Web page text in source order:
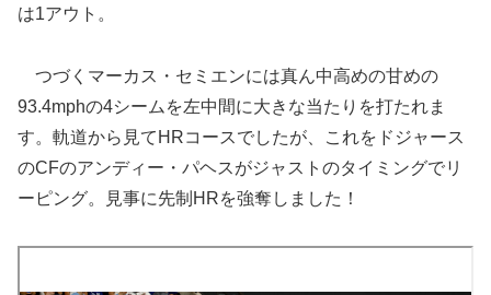
は1アウト。
つづくマーカス・セミエンには真ん中高めの甘めの
93.4mphの4シームを左中間に大きな当たりを打たれま
す。軌道から見てHRコースでしたが、これをドジャース
のCFのアンディー・パヘスがジャストのタイミングでリ
ーピング。見事に先制HRを強奪しました！